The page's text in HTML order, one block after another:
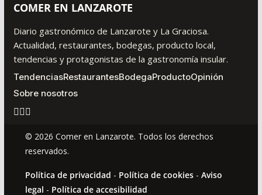
COMER EN LANZAROTE
Diario gastronómico de Lanzarote y La Graciosa.
Actualidad, restaurantes, bodegas, producto local,
tendencias y protagonistas de la gastronomía insular.
TendenciasRestaurantesBodegaProductoOpinión
Sobre nosotros
© 2026 Comer en Lanzarote. Todos los derechos
reservados.
Política de privacidad - Política de cookies- Aviso
legal - Política de accesibilidad